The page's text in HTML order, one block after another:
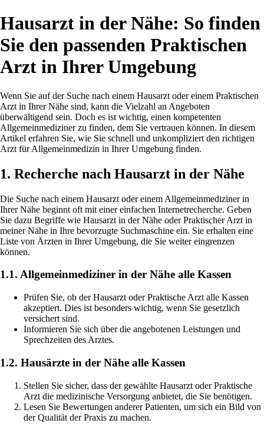
Hausarzt in der Nähe: So finden
Sie den passenden Praktischen
Arzt in Ihrer Umgebung
Wenn Sie auf der Suche nach einem Hausarzt oder einem Praktischen
Arzt in Ihrer Nähe sind, kann die Vielzahl an Angeboten
überwältigend sein. Doch es ist wichtig, einen kompetenten
Allgemeinmediziner zu finden, dem Sie vertrauen können. In diesem
Artikel erfahren Sie, wie Sie schnell und unkompliziert den richtigen
Arzt für Allgemeinmedizin in Ihrer Umgebung finden.
1. Recherche nach Hausarzt in der Nähe
Die Suche nach einem Hausarzt oder einem Allgemeinmediziner in
Ihrer Nähe beginnt oft mit einer einfachen Internetrecherche. Geben
Sie dazu Begriffe wie Hausarzt in der Nähe oder Praktischer Arzt in
meiner Nähe in Ihre bevorzugte Suchmaschine ein. Sie erhalten eine
Liste von Ärzten in Ihrer Umgebung, die Sie weiter eingrenzen
können.
1.1. Allgemeinmediziner in der Nähe alle Kassen
Prüfen Sie, ob der Hausarzt oder Praktische Arzt alle Kassen
akzeptiert. Dies ist besonders wichtig, wenn Sie gesetzlich
versichert sind.
Informieren Sie sich über die angebotenen Leistungen und
Sprechzeiten des Arztes.
1.2. Hausärzte in der Nähe alle Kassen
Stellen Sie sicher, dass der gewählte Hausarzt oder Praktische
Arzt die medizinische Versorgung anbietet, die Sie benötigen.
Lesen Sie Bewertungen anderer Patienten, um sich ein Bild von
der Qualität der Praxis zu machen.